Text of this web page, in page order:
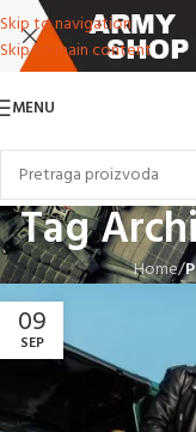
Skip to navigation
Skip to main content
MENU
Tag
Home/
09
SEP